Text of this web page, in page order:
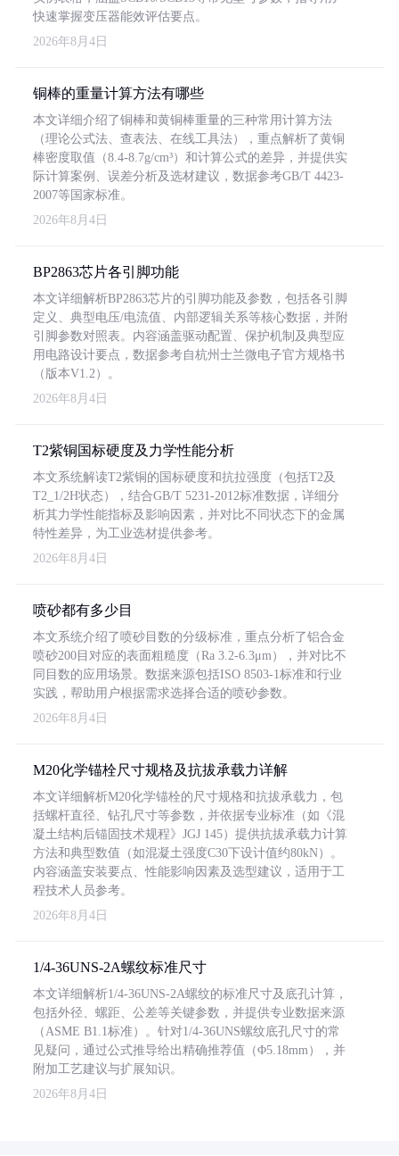
快速掌握变压器能效评估要点。
2026年8月4日
铜棒的重量计算方法有哪些
本文详细介绍了铜棒和黄铜棒重量的三种常用计算方法
（理论公式法、查表法、在线工具法），重点解析了黄铜
棒密度取值（8.4-8.7g/cm³）和计算公式的差异，并提供实
际计算案例、误差分析及选材建议，数据参考GB/T 4423-
2007等国家标准。
2026年8月4日
BP2863芯片各引脚功能
本文详细解析BP2863芯片的引脚功能及参数，包括各引脚
定义、典型电压/电流值、内部逻辑关系等核心数据，并附
引脚参数对照表。内容涵盖驱动配置、保护机制及典型应
用电路设计要点，数据参考自杭州士兰微电子官方规格书
（版本V1.2）。
2026年8月4日
T2紫铜国标硬度及力学性能分析
本文系统解读T2紫铜的国标硬度和抗拉强度（包括T2及
T2_1/2H状态），结合GB/T 5231-2012标准数据，详细分
析其力学性能指标及影响因素，并对比不同状态下的金属
特性差异，为工业选材提供参考。
2026年8月4日
喷砂都有多少目
本文系统介绍了喷砂目数的分级标准，重点分析了铝合金
喷砂200目对应的表面粗糙度（Ra 3.2-6.3μm），并对比不
同目数的应用场景。数据来源包括ISO 8503-1标准和行业
实践，帮助用户根据需求选择合适的喷砂参数。
2026年8月4日
M20化学锚栓尺寸规格及抗拔承载力详解
本文详细解析M20化学锚栓的尺寸规格和抗拔承载力，包
括螺杆直径、钻孔尺寸等参数，并依据专业标准（如《混
凝土结构后锚固技术规程》JGJ 145）提供抗拔承载力计算
方法和典型数值（如混凝土强度C30下设计值约80kN）。
内容涵盖安装要点、性能影响因素及选型建议，适用于工
程技术人员参考。
2026年8月4日
1/4-36UNS-2A螺纹标准尺寸
本文详细解析1/4-36UNS-2A螺纹的标准尺寸及底孔计算，
包括外径、螺距、公差等关键参数，并提供专业数据来源
（ASME B1.1标准）。针对1/4-36UNS螺纹底孔尺寸的常
见疑问，通过公式推导给出精确推荐值（Φ5.18mm），并
附加工艺建议与扩展知识。
2026年8月4日